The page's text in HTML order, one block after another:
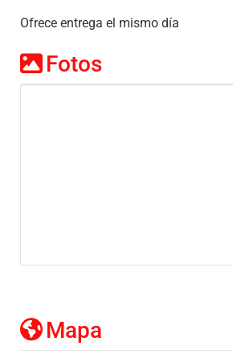
Ofrece entrega el mismo día
Fotos
Mapa